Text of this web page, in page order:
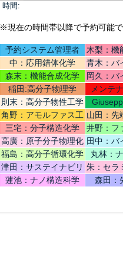
時間:
※現在の時間帯以降で予約可能
予約システム管理者
木梨：機
中：応用錯体化学
青木：バ
テリ
森末：機能合成化学
岡久：バ
稲田:高分子物理学
メンテ
則末：高分子物性工学
角野：アモルファス工
学
山田：先
機
三宅：分子構造化学
井野：フ
高廣：原子分子物理化
学
田中：バ
福島：高分子循環化学
丸林：
津田：サステイナビリ
ティデザイン
朱：セラ
蓮池：ナノ構造科学
森田：